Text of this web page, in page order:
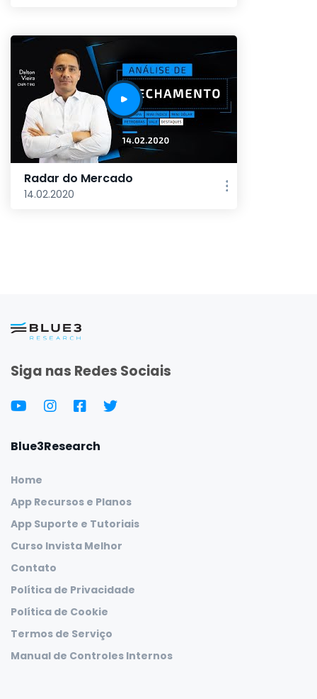
Radar do Mercado
14.02.2020
Siga nas Redes Sociais
Blue3Research
Home
App Recursos e Planos
App Suporte e Tutoriais
Curso Invista Melhor
Contato
Política de Privacidade
Política de Cookie
Termos de Serviço
Manual de Controles Internos